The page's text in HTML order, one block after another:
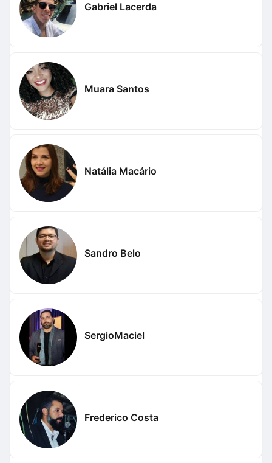
Gabriel Lacerda
Muara Santos
Natália Macário
Sandro Belo
SergioMaciel
Frederico Costa